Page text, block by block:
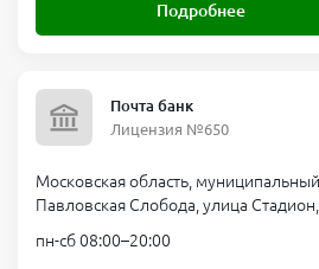
Подробнее
Почта банк
Лицензия №650
Московская область,
Павловская Слобода, улица
пн-сб 08:00–20:00